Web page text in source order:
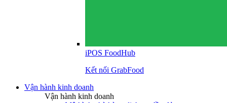
iPOS FoodHub
Kết nối GrabFood
Vận hành kinh doanh
Vận hành kinh doanh